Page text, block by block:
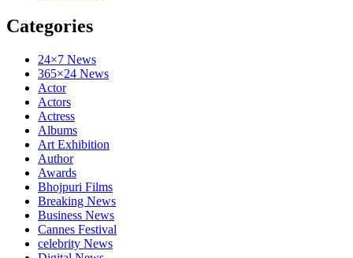
Categories
24×7 News
365×24 News
Actor
Actors
Actress
Albums
Art Exhibition
Author
Awards
Bhojpuri Films
Breaking News
Business News
Cannes Festival
celebrity News